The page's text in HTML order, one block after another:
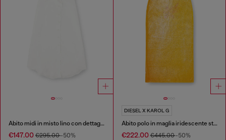
Abito midi in misto lino con dettaglio annodato
€147.00 €295.00-50%
DIESEL X KAROL G
Abito polo in maglia iridescente stampa lotus
€222.00€445.00-50%